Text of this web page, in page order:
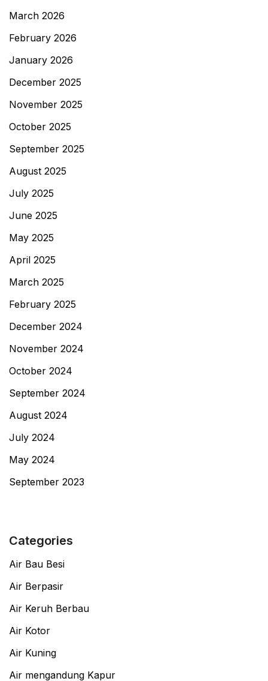
March 2026
February 2026
January 2026
December 2025
November 2025
October 2025
September 2025
August 2025
July 2025
June 2025
May 2025
April 2025
March 2025
February 2025
December 2024
November 2024
October 2024
September 2024
August 2024
July 2024
May 2024
September 2023
Categories
Air Bau Besi
Air Berpasir
Air Keruh Berbau
Air Kotor
Air Kuning
Air mengandung Kapur